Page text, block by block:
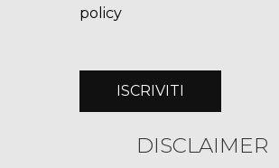
policy
DISCLAIMER